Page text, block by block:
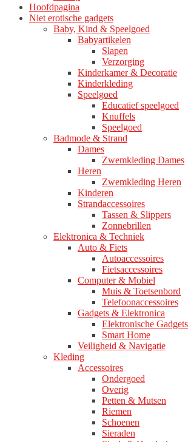
Hoofdpagina
Niet erotische gadgets
Baby, Kind & Speelgoed
Babyartikelen
Slapen
Verzorging
Kinderkamer & Decoratie
Kinderkleding
Speelgoed
Educatief speelgoed
Knuffels
Speelgoed
Badmode & Strand
Dames
Zwemkleding Dames
Heren
Zwemkleding Heren
Kinderen
Strandaccessoires
Tassen & Slippers
Zonnebrillen
Elektronica & Techniek
Auto & Fiets
Autoaccessoires
Fietsaccessoires
Computer & Mobiel
Muis & Toetsenbord
Telefoonaccessoires
Gadgets & Elektronica
Elektronische Gadgets
Smart Home
Veiligheid & Navigatie
Kleding
Accessoires
Ondergoed
Overig
Petten & Mutsen
Riemen
Schoenen
Sieraden